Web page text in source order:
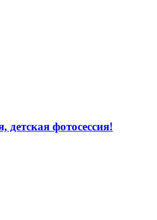
фотосессия!